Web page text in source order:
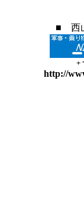
■ 西
+
http://